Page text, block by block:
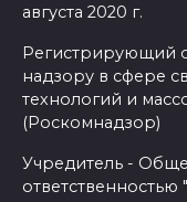
августа 2020 г.
Регистрирующий
надзору в сфере
технологий и
(Роскомнадзор)
Учредитель -
ответственностью